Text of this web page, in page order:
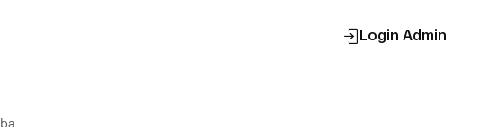
Login Admin